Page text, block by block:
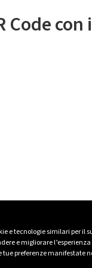
e tecnologie similari per il
e migliorare
preferenze manifestate
Code